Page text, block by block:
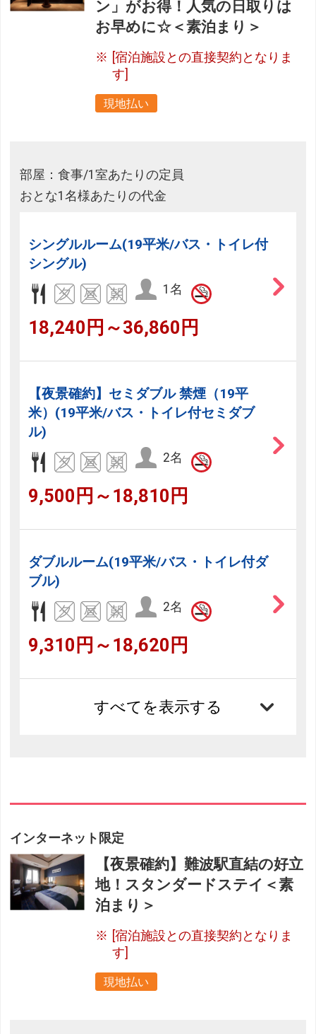
ン」がお得！人気の日取りは
お早めに☆＜素泊まり＞
[宿泊施設との直接契約となりま
す]
現地払い
部屋：食事/1室あたりの定員
おとな1名様あたりの代金
シングルルーム(19平米/バス・トイレ付
シングル)
1名
18,240円～36,860円
【夜景確約】セミダブル 禁煙（19平
米）(19平米/バス・トイレ付セミダブ
ル)
2名
9,500円～18,810円
ダブルルーム(19平米/バス・トイレ付ダ
ブル)
2名
9,310円～18,620円
すべてを表示する
インターネット限定
【夜景確約】難波駅直結の好立
地！スタンダードステイ＜素
泊まり＞
[宿泊施設との直接契約となりま
す]
現地払い